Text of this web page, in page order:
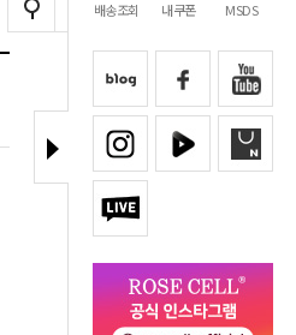
배송조회 내쿠폰 MSDS